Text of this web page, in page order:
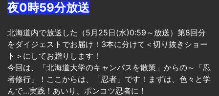
夜0時59分放送
北海道内で放送した（5月25日(水)0:59～放送）第8回分
をダイジェストでお届け！3本に分けて＜切り抜きショー
ト＞にしてお贈りします！
今回は、「北海道大学のキャンパスを散策」からの～「忍
者修行」！ここからは、「忍者」です！まずは、色々と学
んで…実践！あいり、ポンコツ忍者に！